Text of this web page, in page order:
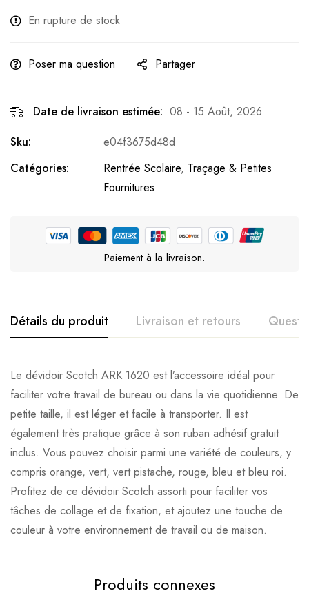
En rupture de stock
Poser ma question Partager
Date de livraison estimée: 08 - 15 Août, 2026
Sku:
e04f3675d48d
Catégories:
Rentrée Scolaire, Traçage & Petites
Fournitures
Paiement à la livraison.
Détails du produit Livraison et retours
Le dévidoir Scotch ARK 1620 est l’accessoire idéal pour
faciliter votre travail de bureau ou dans la vie quotidienne. De
petite taille, il est léger et facile à transporter. Il est
également très pratique grâce à son ruban adhésif gratuit
inclus. Vous pouvez choisir parmi une variété de couleurs, y
compris orange, vert, vert pistache, rouge, bleu et bleu roi.
Profitez de ce dévidoir Scotch assorti pour faciliter vos
tâches de collage et de fixation, et ajoutez une touche de
couleur à votre environnement de travail ou de maison.
Produits connexes